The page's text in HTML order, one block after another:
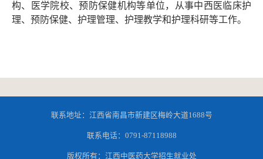
构、医学院校、预防保健机构等单位，从事中西医临床护
理、预防保健、护理管理、护理教学和护理科研等工作。
联系地址：江西省南昌市新建区梅岭大道1688号
联系电话：0791-87118988
版权所有：江西中医药大学招生就业处